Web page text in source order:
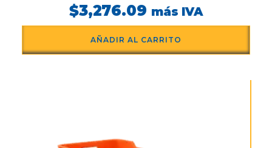
$3,276.09 más IVA
AÑADIR AL CARRITO